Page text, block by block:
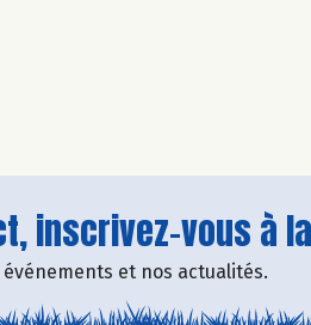
inscrivez-vous à
et nos actualités.